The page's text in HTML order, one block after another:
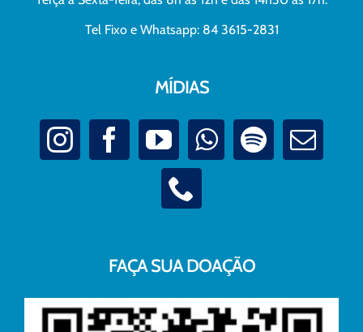
Tel Fixo e Whatsapp: 84 3615-2831
MÍDIAS
FAÇA SUA DOAÇÃO